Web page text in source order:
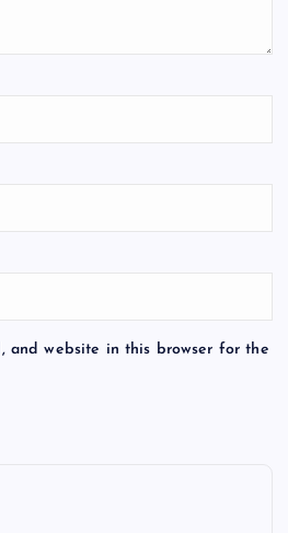
and website in this browser for the